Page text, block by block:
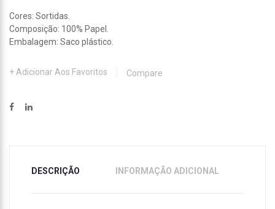
Cores: Sortidas.
Composição: 100% Papel.
Embalagem: Saco plástico.
Adicionar Aos Favoritos Compare
DESCRIÇÃO INFORMAÇÃO ADICIONAL